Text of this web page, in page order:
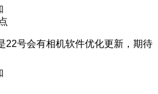
22号会有相机软件优化更新，期待